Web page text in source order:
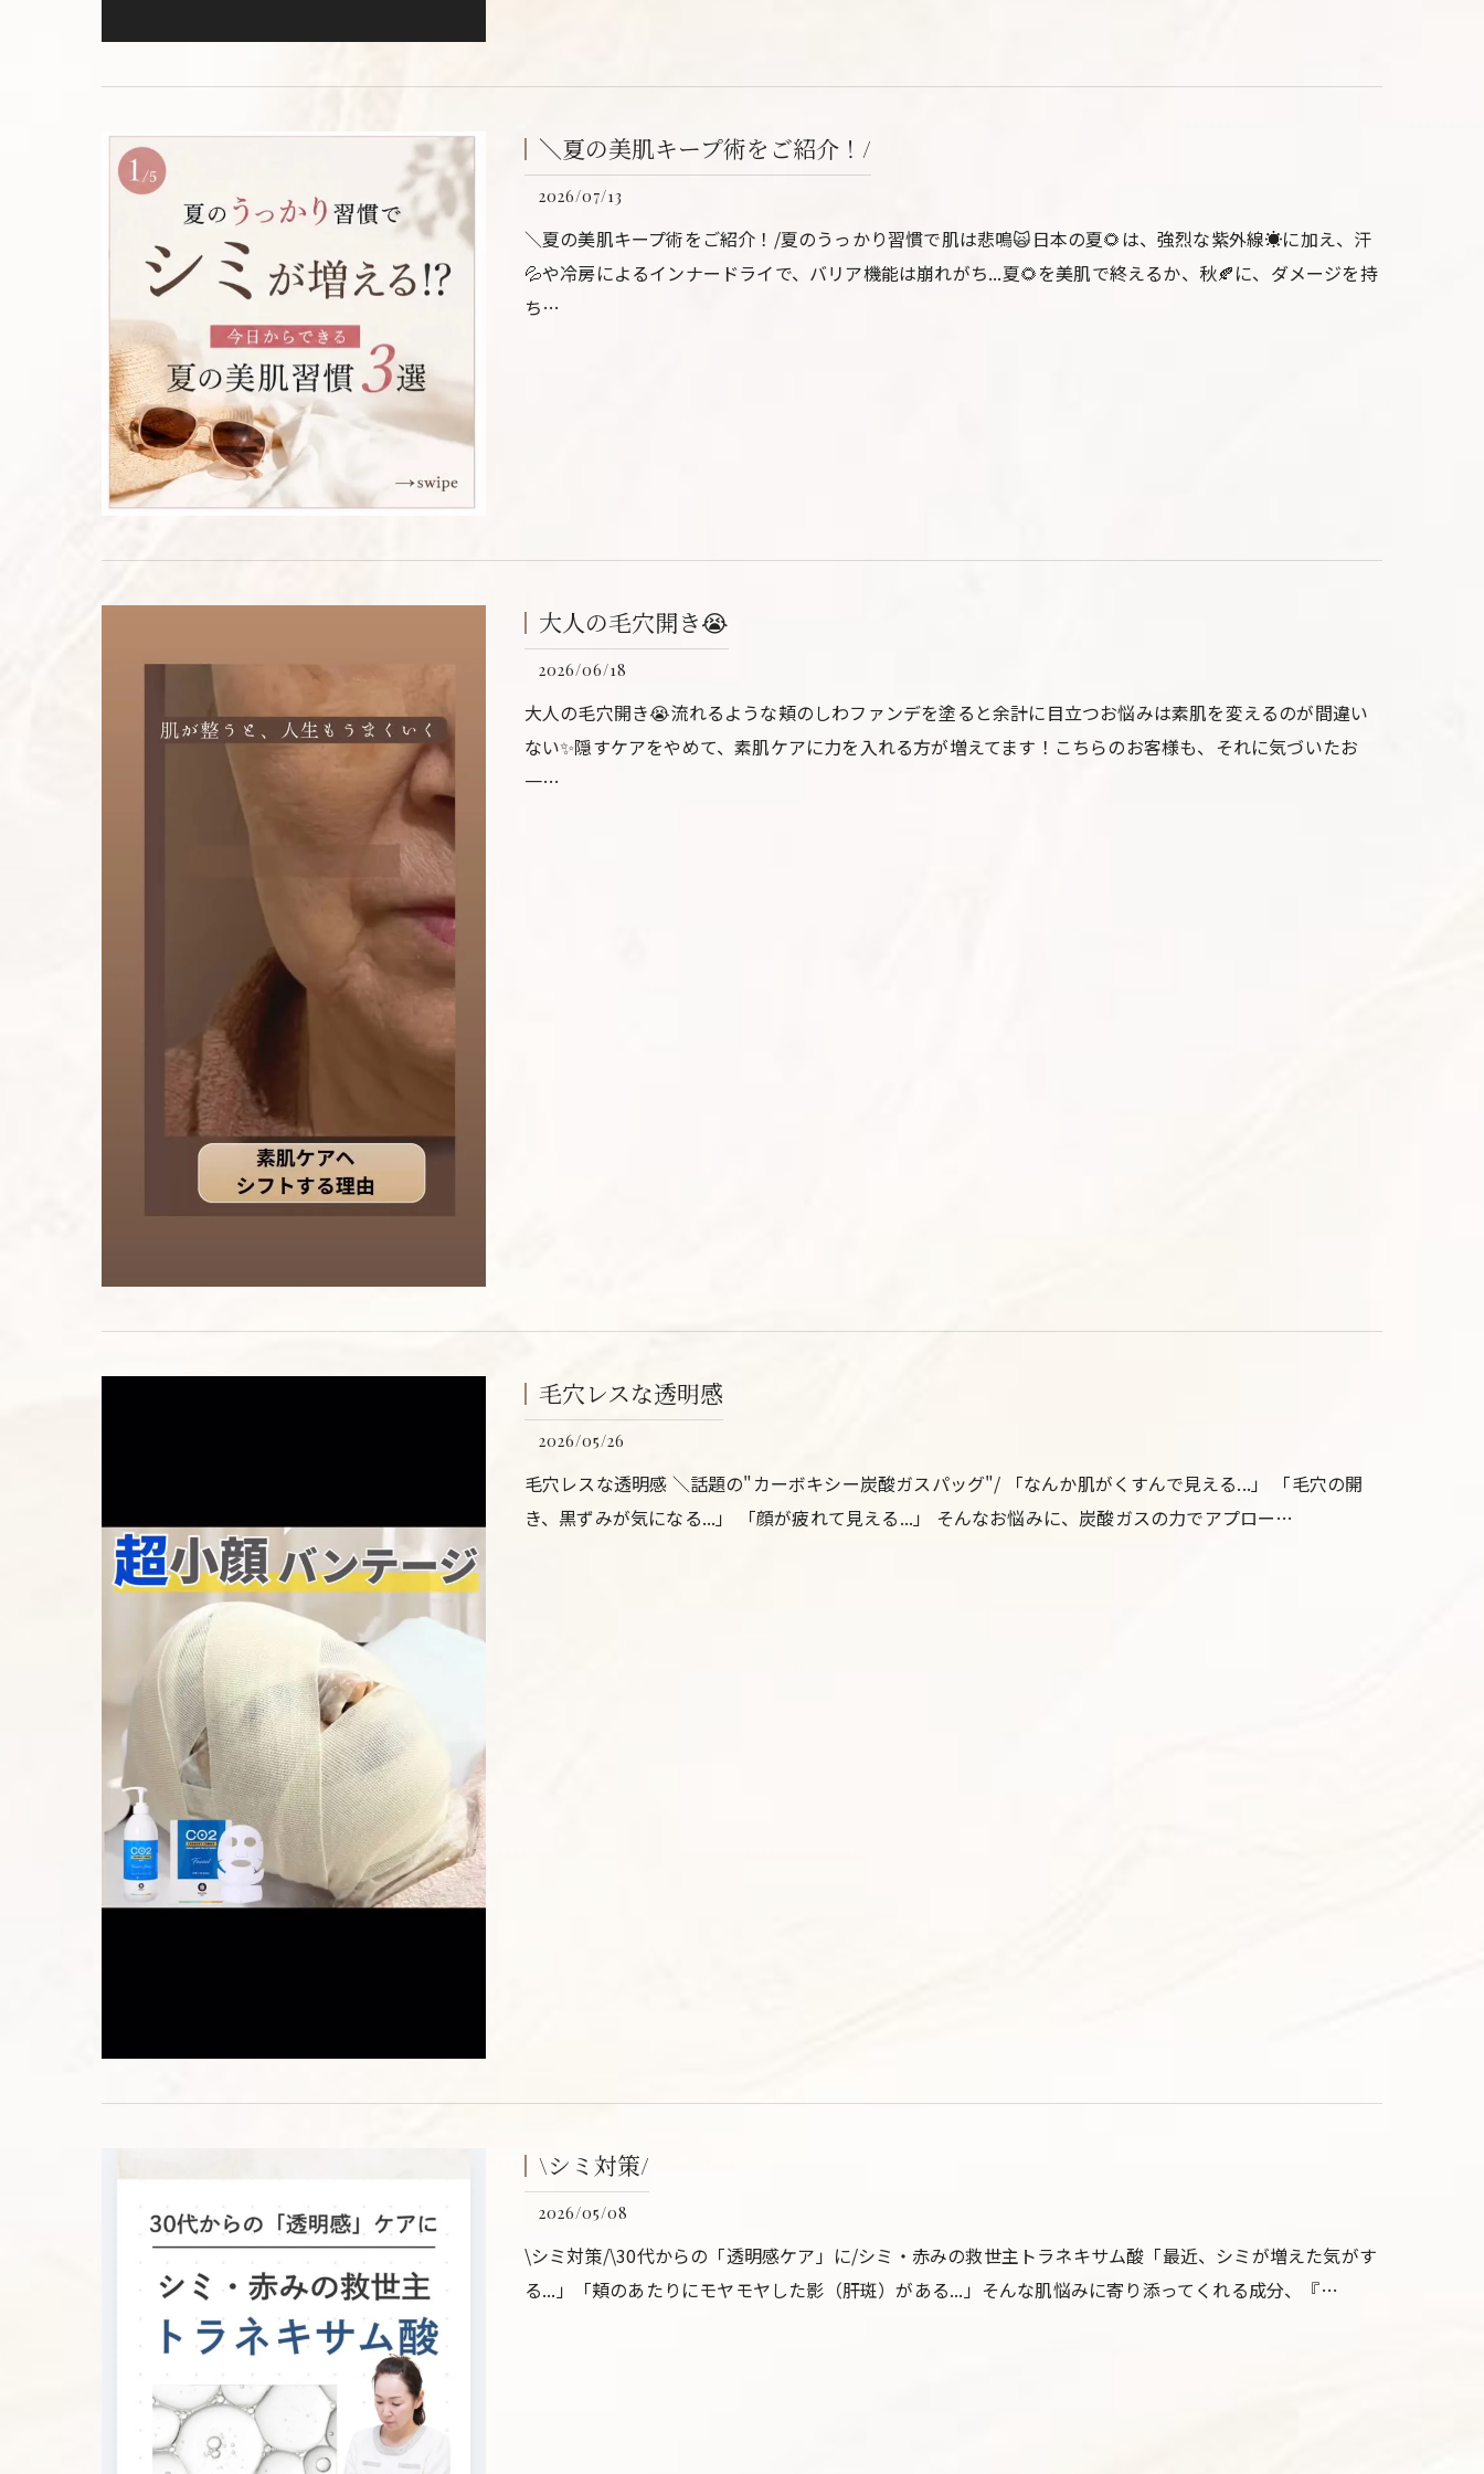
＼夏の美肌キープ術をご紹介！/
2026/07/13
＼夏の美肌キープ術をご紹介！/夏のうっかり習慣で肌は悲鳴🙀日本の夏🌻は、強烈な紫外線☀️に加え、汗
💦や冷房によるインナードライで、バリア機能は崩れがち...夏🌻を美肌で終えるか、秋🍂に、ダメージを持
ち…
大人の毛穴開き😭
2026/06/18
大人の毛穴開き😭流れるような頬のしわファンデを塗ると余計に目立つお悩みは素肌を変えるのが間違い
ない✨隠すケアをやめて、素肌ケアに力を入れる方が増えてます！こちらのお客様も、それに気づいたお
一…
毛穴レスな透明感
2026/05/26
毛穴レスな透明感 ＼話題の"カーボキシー炭酸ガスパッグ"/ 「なんか肌がくすんで見える...」 「毛穴の開
き、黒ずみが気になる...」 「顔が疲れて見える...」 そんなお悩みに、炭酸ガスの力でアプロー…
\シミ対策/
2026/05/08
\シミ対策/\30代からの「透明感ケア」に/シミ・赤みの救世主トラネキサム酸「最近、シミが増えた気がす
る...」「頬のあたりにモヤモヤした影（肝斑）がある...」そんな肌悩みに寄り添ってくれる成分、『…